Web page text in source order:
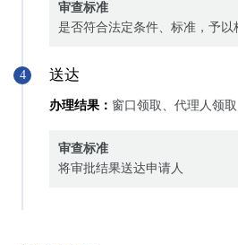
审查标准
是否符合法定条件、标准，予以
4 送达
办理结果： 窗口领取、代理人领
审查标准
将审批结果送达申请人